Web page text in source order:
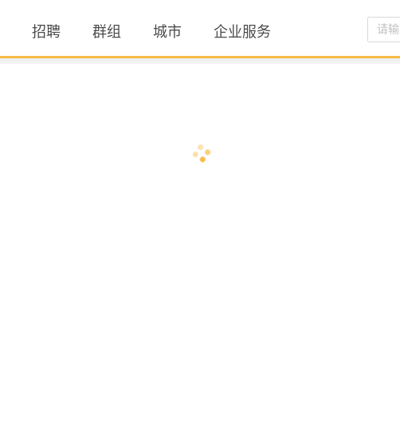
招聘 群组 城市 企业服务